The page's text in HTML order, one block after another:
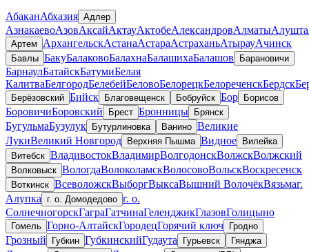
АбаканАбхазия Адлер
АзнакаевоАзовАксайАктауАктобеАлександровАлматыАлушта
Артем АрхангельскАстанаАстараАстраханьАтырауАчинск
Бавлы БакуБалаковоБалахнаБалашихаБалашов Барановичи
БарнаулБатайскБатумиБелая
КалитваБелгородБелебейБеловоБелорецкБелореченскБердск
Берёзовский Бийск Благовещенск Бобруйск Бор Борисов
БоровичиБоровский Брест Бронницы Брянск
БугульмаБузулук Бутурлиновка Ванино Великие
ЛукиВеликий Новгород Верхняя Пышма Видное Вилейка
Витебск ВладивостокВладимирВолгодонскВолжскВолжский
Волковыск ВологдаВолоколамскВолосовоВольскВоскресенск
Воткинск ВсеволожскВыборгВыксаВышний ВолочёкВязьмаг.
Алупка
г. о. Домодедово г. о.
СолнечногорскГаграГатчинаГеленджикГлазовГолицыно
Гомель Горно-АлтайскГородецГорячий ключ Гродно
Грозный Губкин ГубкинскийГудаута Гурьевск Гянджа